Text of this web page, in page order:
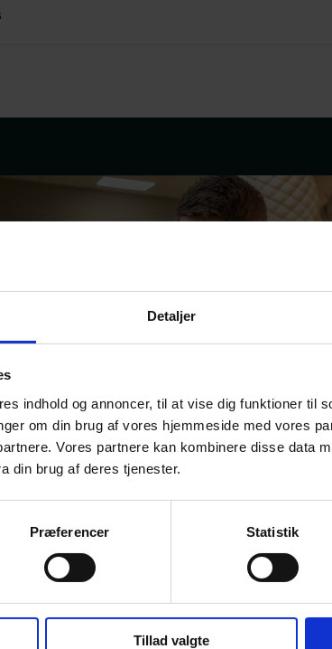
Detaljer
indhold og annoncer, til at vise dig funktioner til
om din brug af vores hjemmeside med vores
Vores partnere kan kombinere disse data
din brug af deres tjenester.
Præferencer Statistik
Tillad valgte